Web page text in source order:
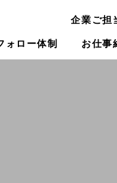
企業ご担
ォロー体制 お仕事